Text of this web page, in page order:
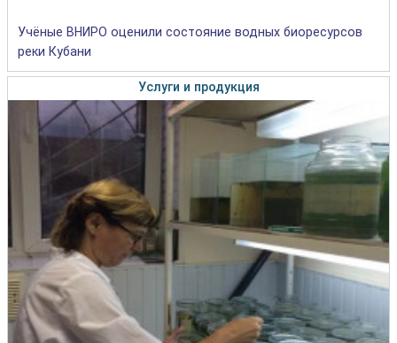
Учёные ВНИРО оценили состояние водных биоресурсов
реки Кубани
Услуги и продукция